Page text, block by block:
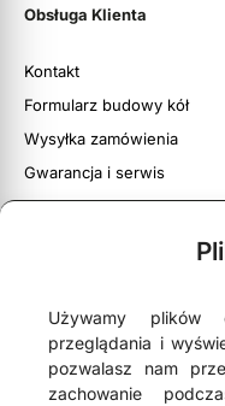
Używamy plików
przeglądania i
pozwalasz nam
zachowanie
Obsługa Klienta
Kontakt
Formularz budowy kół
Wysyłka zamówienia
Gwarancja i serwis
Obsługa zwrotów